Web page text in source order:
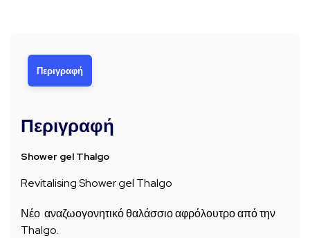
Περιγραφή
Περιγραφή
Shower gel Thalgo
Revitalising Shower gel Thalgo
Νέο αναζωογονητικό θαλάσσιο αφρόλουτρο από την
Thalgo.